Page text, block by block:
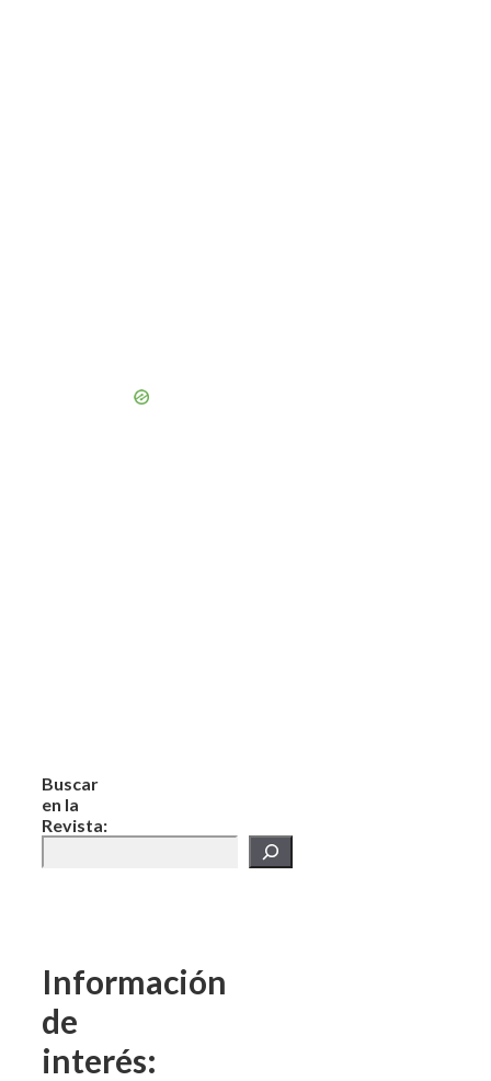
Buscar
en la
Revista:
Información
de
interés: